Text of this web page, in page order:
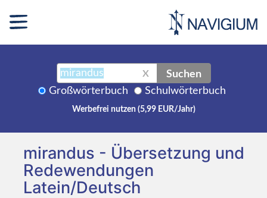
X Suchen
Großwörterbuch Schulwörterbuch
Werbefrei nutzen (5,99 EUR/Jahr)
mirandus - Übersetzung und
Redewendungen
Latein/Deutsch